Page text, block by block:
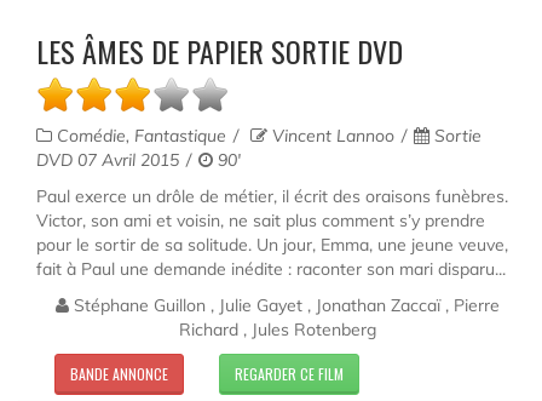
LES ÂMES DE PAPIER SORTIE DVD
Comédie, Fantastique Vincent Lannoo
Sortie
DVD 07 Avril 2015
90'
Paul exerce un drôle de métier, il écrit des oraisons funèbres.
Victor, son ami et voisin, ne sait plus comment s’y prendre
pour le sortir de sa solitude. Un jour, Emma, une jeune veuve,
fait à Paul une demande inédite : raconter son mari disparu...
Stéphane Guillon , Julie Gayet , Jonathan Zaccaï , Pierre
Richard , Jules Rotenberg
BANDE ANNONCE REGARDER CE FILM